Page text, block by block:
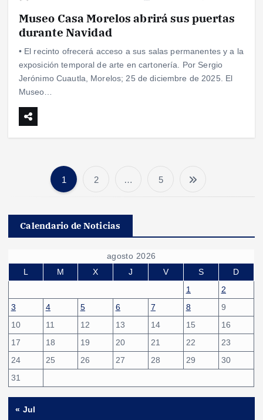
Museo Casa Morelos abrirá sus puertas
durante Navidad
• El recinto ofrecerá acceso a sus salas permanentes y a la
exposición temporal de arte en cartonería. Por Sergio
Jerónimo Cuautla, Morelos; 25 de diciembre de 2025. El
Museo…
a
g
i
n
a
c
i
1 2 … 5
Calendario de Noticias
agosto 2026
L
M X J V S
D
1
2
3
4 5 6 7 8
9
10
11 12 13 14 15
16
17
18 19 20 21 22
23
24
25 26 27 28 29
30
31
« Jul